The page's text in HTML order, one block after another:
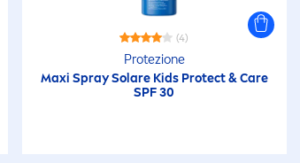
(4)
Protezione
Maxi Spray Solare Kids Protect&Care
SPF 30